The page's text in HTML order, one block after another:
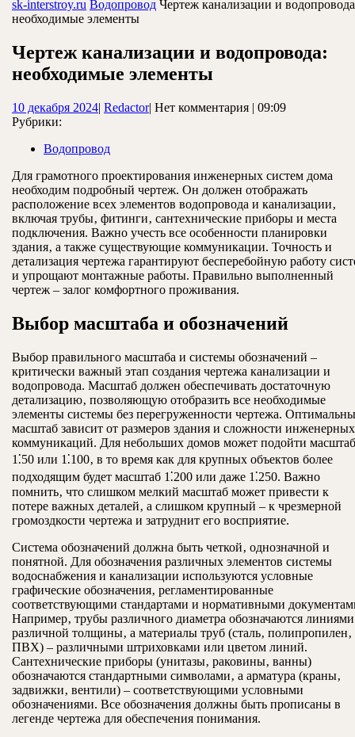
sk-interstroy.ru Водопровод Чертеж канализации и
необходимые элементы
Чертеж канализации и водопровода:
необходимые элементы
10 декабря 202410
| RedactorRedactor
| Нет комментария | 09:09
Рубрики:
Водопровод
Для грамотного проектирования инженерных систем дома
необходим подробный чертеж. Он должен отображать
расположение всех элементов водопровода и канализации‚
включая трубы‚ фитинги‚ сантехнические приборы и места
подключения. Важно учесть все особенности планировки
здания‚ а также существующие коммуникации. Точность и
детализация чертежа гарантируют бесперебойную работу
и упрощают монтажные работы. Правильно выполненный
чертеж – залог комфортного проживания.
Выбор масштаба и обозначений
Выбор правильного масштаба и системы обозначений –
критически важный этап создания чертежа канализации и
водопровода. Масштаб должен обеспечивать достаточную
детализацию‚ позволяющую отобразить все необходимые
элементы системы без перегруженности чертежа.
масштаб зависит от размеров здания и сложности инженерных
коммуникаций. Для небольших домов может подойти масштаб
1⁚50 или 1⁚100‚ в то время как для крупных объектов более
подходящим будет масштаб 1⁚200 или даже 1⁚250. Важно
помнить‚ что слишком мелкий масштаб может привести к
потере важных деталей‚ а слишком крупный – к чрезмерной
громоздкости чертежа и затруднит его восприятие.
Система обозначений должна быть четкой‚ однозначной и
понятной. Для обозначения различных элементов системы
водоснабжения и канализации используются условные
графические обозначения‚ регламентированные
соответствующими стандартами и нормативными
Например‚ трубы различного диаметра обозначаются линиями
различной толщины‚ а материалы труб (сталь‚ полипропилен‚
ПВХ) – различными штриховками или цветом линий.
Сантехнические приборы (унитазы‚ раковины‚ ванны)
обозначаются стандартными символами‚ а арматура (краны‚
задвижки‚ вентили) – соответствующими условными
обозначениями. Все обозначения должны быть прописаны в
легенде чертежа для обеспечения понимания.